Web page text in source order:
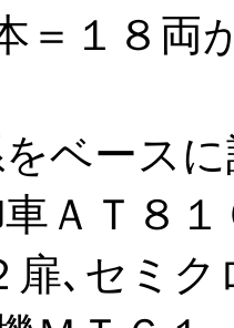
＝１８両
ベース
ＡＴ８
扉､セミ